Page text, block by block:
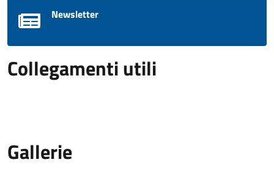
Newsletter
Collegamenti utili
Gallerie